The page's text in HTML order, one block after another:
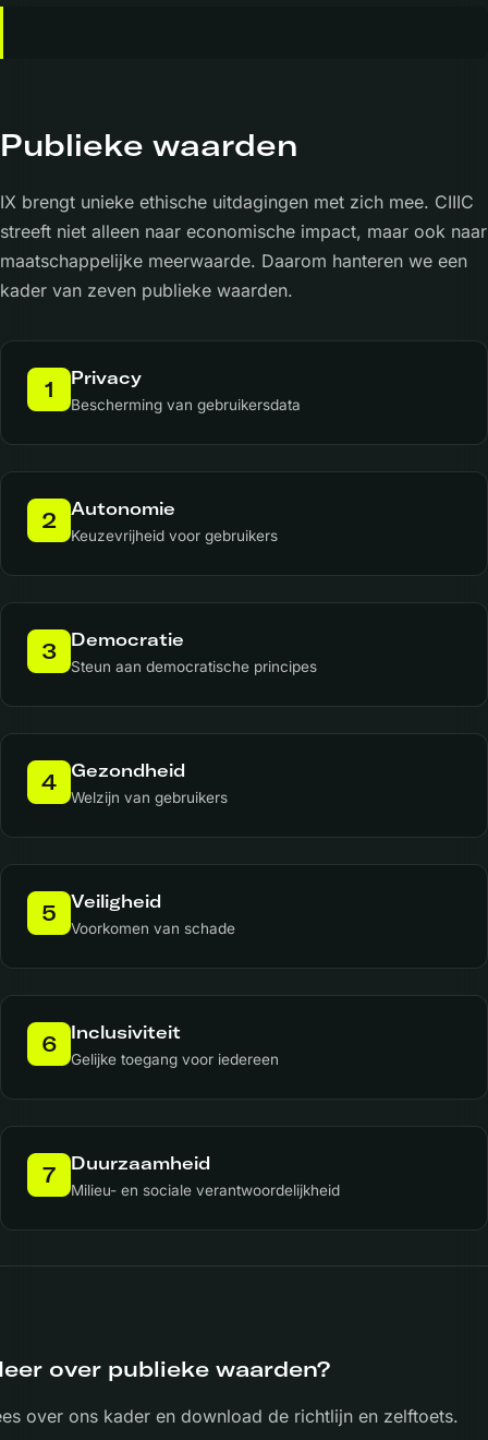
Publieke waarden
IX brengt unieke ethische uitdagingen met zich mee. CIIIC
streeft niet alleen naar economische impact, maar ook naar
maatschappelijke meerwaarde. Daarom hanteren we een
kader van zeven publieke waarden.
1 Privacy
Bescherming van gebruikersdata
2 Autonomie
Keuzevrijheid voor gebruikers
3 Democratie
Steun aan democratische principes
4 Gezondheid
Welzijn van gebruikers
5 Veiligheid
Voorkomen van schade
6 Inclusiviteit
Gelijke toegang voor iedereen
7 Duurzaamheid
Milieu- en sociale verantwoordelijkheid
over publieke waarden?
over ons kader en download de richtlijn en zelftoets.